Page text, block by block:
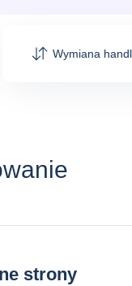
Wymiana
strony